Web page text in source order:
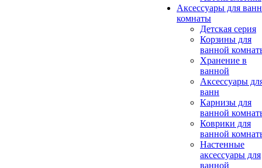
Аксессуары для
комнаты
Детская серия
Корзины для
ванной
Хранение в
ванной
Аксессуары
ванн
Карнизы для
ванной
Коврики для
ванной
Настенные
аксессуары для
ванной